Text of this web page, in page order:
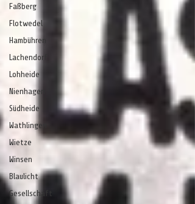
Faßberg
Flotwedel
Hambühren
Lachendorf
Lohheide
Nienhagen
Südheide
Wathlingen
Wietze
Winsen
Blaulicht
Gesellschaft